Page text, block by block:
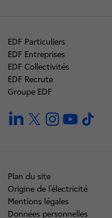
EDF Particuliers
EDF Entreprises
EDF Collectivités
EDF Recrute
Groupe EDF
linkedintwitterinstagramyoutube
Plan du site
Origine de l'électricité
Mentions légales
Données personnelles